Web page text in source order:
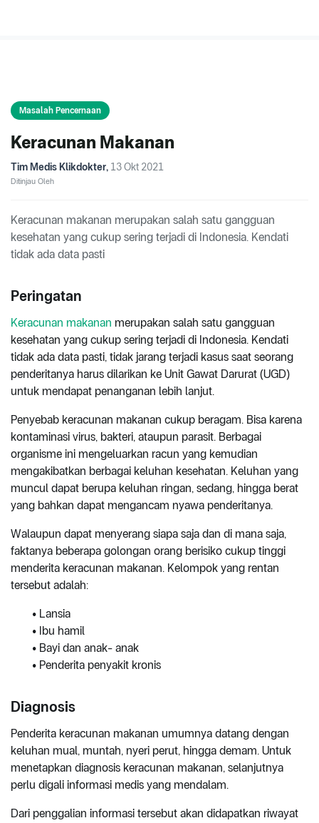
Masalah Pencernaan
Keracunan Makanan
Tim Medis Klikdokter, 13 Okt 2021
Ditinjau Oleh
Keracunan makanan merupakan salah satu gangguan
kesehatan yang cukup sering terjadi di Indonesia. Kendati
tidak ada data pasti
Peringatan
Keracunan makanan merupakan salah satu gangguan
kesehatan yang cukup sering terjadi di Indonesia. Kendati
tidak ada data pasti, tidak jarang terjadi kasus saat seorang
penderitanya harus dilarikan ke Unit Gawat Darurat (UGD)
untuk mendapat penanganan lebih lanjut.
Penyebab keracunan makanan cukup beragam. Bisa karena
kontaminasi virus, bakteri, ataupun parasit. Berbagai
organisme ini mengeluarkan racun yang kemudian
mengakibatkan berbagai keluhan kesehatan. Keluhan yang
muncul dapat berupa keluhan ringan, sedang, hingga berat
yang bahkan dapat mengancam nyawa penderitanya.
Walaupun dapat menyerang siapa saja dan di mana saja,
faktanya beberapa golongan orang berisiko cukup tinggi
menderita keracunan makanan. Kelompok yang rentan
tersebut adalah:
• Lansia
• Ibu hamil
• Bayi dan anak- anak
• Penderita penyakit kronis
Diagnosis
Penderita keracunan makanan umumnya datang dengan
keluhan mual, muntah, nyeri perut, hingga demam. Untuk
menetapkan diagnosis keracunan makanan, selanjutnya
perlu digali informasi medis yang mendalam.
Dari penggalian informasi tersebut akan didapatkan riwayat